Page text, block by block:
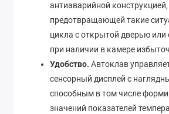
антиаварийной конструкцией,
предотвращающей такие
цикла с открытой дверью или
при наличии в камере
Удобство. Автоклав
сенсорный дисплей с
способным в том числе
значений показателей